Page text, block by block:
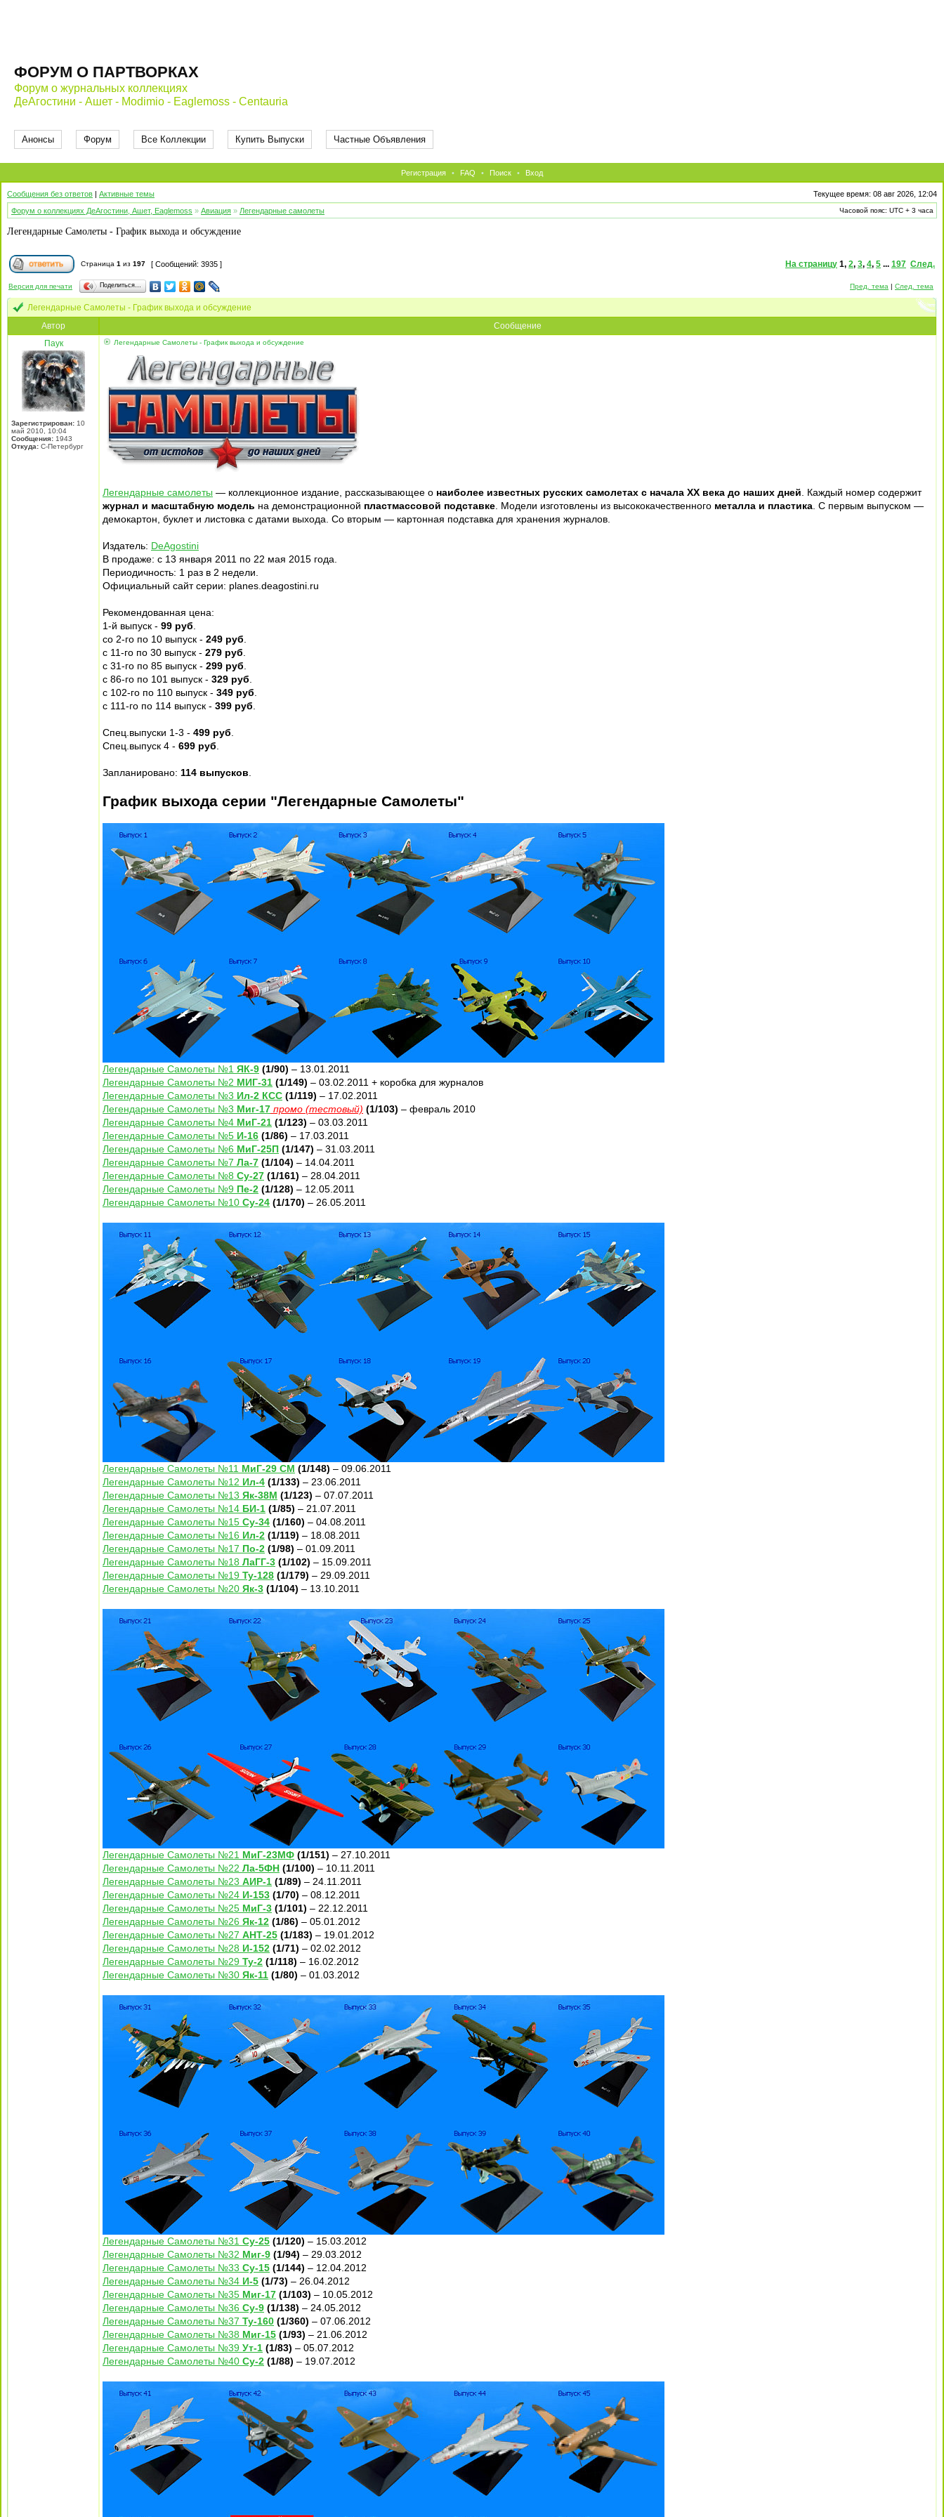
ФОРУМ О ПАРТВОРКАХ
Форум о журнальных коллекциях
ДеАгостини - Ашет - Modimio - Eaglemoss - Centauria
Анонсы Форум Все Коллекции Купить Выпуски Частные Объявления
Регистрация • FAQ • Поиск • Вход
Сообщения без ответов | Активные темы
Текущее время: 08 авг 2026, 12:04
Форум о коллекциях ДеАгостини, Ашет, Eaglemoss » Авиация » Легендарные самолеты Часовой пояс: UTC + 3 часа
Легендарные Самолеты - График выхода и обсуждение
Страница 1 из 197 [ Сообщений: 3935 ] На страницу 1, 2, 3, 4, 5 ... 197 След.
Версия для печати Поделиться… Пред. тема | След. тема
Легендарные Самолеты - График выхода и обсуждение
Автор
Сообщение
Паук
Зарегистрирован: 10
май 2010, 10:04
Сообщения: 1943
Откуда: С-Петербург
Легендарные Самолеты - График выхода и обсуждение
Легендарные самолеты — коллекционное издание, рассказывающее о наиболее известных русских самолетах с начала XX века до наших дней . Каждый номер содержит
журнал и масштабную модель на демонстрационной пластмассовой подставке . Модели изготовлены из высококачественного металла и пластика . С первым выпуском —
демокартон, буклет и листовка с датами выхода. Со вторым — картонная подставка для хранения журналов.
Издатель: DeAgostini
В продаже: с 13 января 2011 по 22 мая 2015 года.
Периодичность: 1 раз в 2 недели.
Официальный сайт серии: planes.deagostini.ru
Рекомендованная цена:
1-й выпуск - 99 руб
со 2-го по 10 выпуск - 249 руб
с 11-го по 30 выпуск - 279 руб
с 31-го по 85 выпуск - 299 руб
с 86-го по 101 выпуск - 329 руб
с 102-го по 110 выпуск - 349 руб
с 111-го по 114 выпуск - 399 руб
Спец.выпуски 1-3 - 499 руб
Спец.выпуск 4 - 699 руб
Запланировано: 114 выпусков
График выхода серии "Легендарные Самолеты"
Легендарные Самолеты №1 ЯК-9 (1/90) – 13.01.2011
Легендарные Самолеты №2 МИГ-31 (1/149) – 03.02.2011 + коробка для журналов
Легендарные Самолеты №3 Ил-2 КСС (1/119) – 17.02.2011
Легендарные Самолеты №3 Миг-17 промо (тестовый) (1/103) – февраль 2010
Легендарные Самолеты №4 МиГ-21 (1/123) – 03.03.2011
Легендарные Самолеты №5 И-16 (1/86) – 17.03.2011
Легендарные Самолеты №6 МиГ-25П (1/147) – 31.03.2011
Легендарные Самолеты №7 Ла-7 (1/104) – 14.04.2011
Легендарные Самолеты №8 Су-27 (1/161) – 28.04.2011
Легендарные Самолеты №9 Пе-2 (1/128) – 12.05.2011
Легендарные Самолеты №10 Су-24 (1/170) – 26.05.2011
Легендарные Самолеты №11 МиГ-29 СМ (1/148) – 09.06.2011
Легендарные Самолеты №12 Ил-4 (1/133) – 23.06.2011
Легендарные Самолеты №13 Як-38М (1/123) – 07.07.2011
Легендарные Самолеты №14 БИ-1 (1/85) – 21.07.2011
Легендарные Самолеты №15 Су-34 (1/160) – 04.08.2011
Легендарные Самолеты №16 Ил-2 (1/119) – 18.08.2011
Легендарные Самолеты №17 По-2 (1/98) – 01.09.2011
Легендарные Самолеты №18 ЛаГГ-3 (1/102) – 15.09.2011
Легендарные Самолеты №19 Ту-128 (1/179) – 29.09.2011
Легендарные Самолеты №20 Як-3 (1/104) – 13.10.2011
Легендарные Самолеты №21 МиГ-23МФ (1/151) – 27.10.2011
Легендарные Самолеты №22 Ла-5ФН (1/100) – 10.11.2011
Легендарные Самолеты №23 АИР-1 (1/89) – 24.11.2011
Легендарные Самолеты №24 И-153 (1/70) – 08.12.2011
Легендарные Самолеты №25 МиГ-3 (1/101) – 22.12.2011
Легендарные Самолеты №26 Як-12 (1/86) – 05.01.2012
Легендарные Самолеты №27 АНТ-25 (1/183) – 19.01.2012
Легендарные Самолеты №28 И-152 (1/71) – 02.02.2012
Легендарные Самолеты №29 Ту-2 (1/118) – 16.02.2012
Легендарные Самолеты №30 Як-11 (1/80) – 01.03.2012
Легендарные Самолеты №31 Су-25 (1/120) – 15.03.2012
Легендарные Самолеты №32 Миг-9 (1/94) – 29.03.2012
Легендарные Самолеты №33 Су-15 (1/144) – 12.04.2012
Легендарные Самолеты №34 И-5 (1/73) – 26.04.2012
Легендарные Самолеты №35 Миг-17 (1/103) – 10.05.2012
Легендарные Самолеты №36 Су-9 (1/138) – 24.05.2012
Легендарные Самолеты №37 Ту-160 (1/360) – 07.06.2012
Легендарные Самолеты №38 Миг-15 (1/93) – 21.06.2012
Легендарные Самолеты №39 Ут-1 (1/83) – 05.07.2012
Легендарные Самолеты №40 Су-2 (1/88) – 19.07.2012